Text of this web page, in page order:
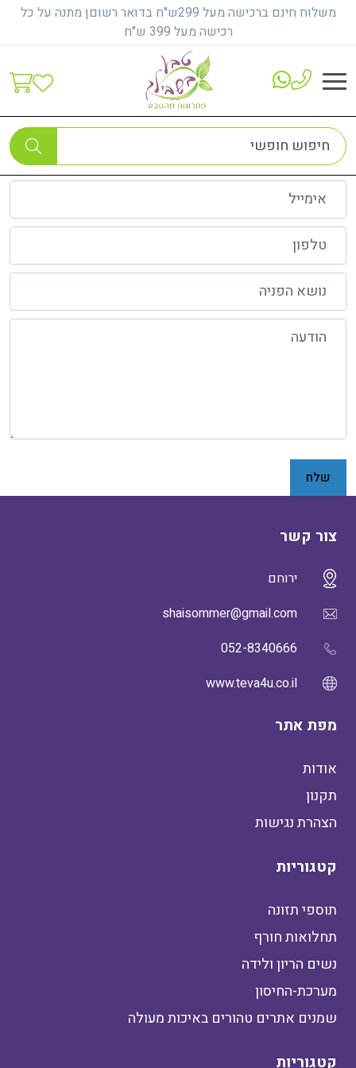
משלוח חינם ברכישה מעל 299ש"ח בדואר רשוםן מתנה על כל
רכישה מעל 399 ש"ח
צור קשר
צור קשר
ירוחם
shaisommer@gmail.com
052-8340666
www.teva4u.co.il
מפת אתר
אודות
תקנון
הצהרת נגישות
קטגוריות
תוספי תזונה
תחלואות חורף
נשים הריון ולידה
מערכת-החיסון
שמנים אתרים טהורים באיכות מעולה
קטגוריות